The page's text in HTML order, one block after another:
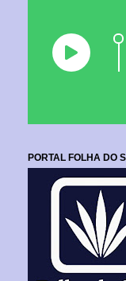
PORTAL FOLHA DO